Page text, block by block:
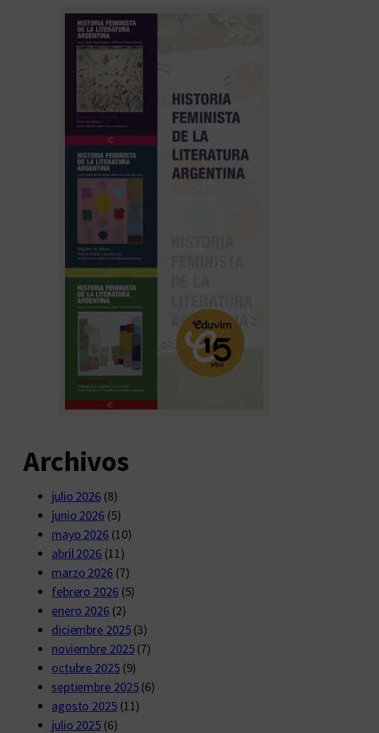
Archivos
julio 2026(8)
junio 2026(5)
mayo 2026 (10)
abril 2026(11)
marzo 2026(7)
febrero 2026(5)
enero 2026(2)
diciembre 2025(3)
noviembre 2025(7)
octubre 2025(9)
septiembre 2025(6)
agosto 2025(11)
julio 2025(6)